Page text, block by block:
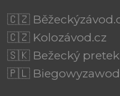
🇨🇿
🇨🇿 Kolozávod.cz
🇸🇰 Bežecký
🇵🇱